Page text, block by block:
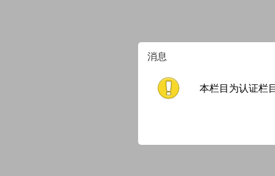
消息
本栏目为认证栏